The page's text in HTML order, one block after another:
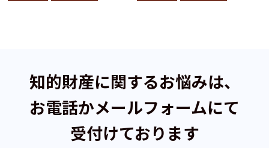
知的財産に関するお悩みは、
お電話かメールフォームにて
受付けております